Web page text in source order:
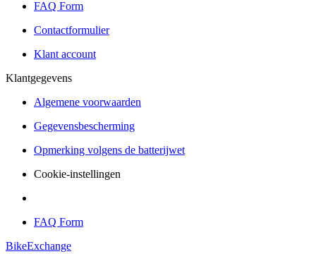
FAQ Form
Contactformulier
Klant account
Klantgegevens
Algemene voorwaarden
Gegevensbescherming
Opmerking volgens de batterijwet
Cookie-instellingen
FAQ Form
BikeExchange